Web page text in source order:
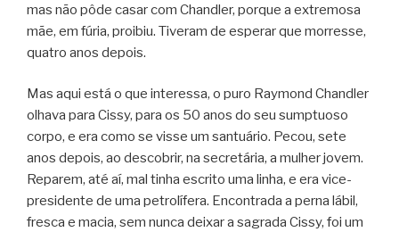
mas não pôde casar com Chandler, porque a extremosa
mãe, em fúria, proibiu. Tiveram de esperar que morresse,
quatro anos depois.
Mas aqui está o que interessa, o puro Raymond Chandler
olhava para Cissy, para os 50 anos do seu sumptuoso
corpo, e era como se visse um santuário. Pecou, sete
anos depois, ao descobrir, na secretária, a mulher jovem.
Reparem, até aí, mal tinha escrito uma linha, e era vice-
presidente de uma petrolífera. Encontrada a perna lábil,
fresca e macia, sem nunca deixar a sagrada Cissy, foi um